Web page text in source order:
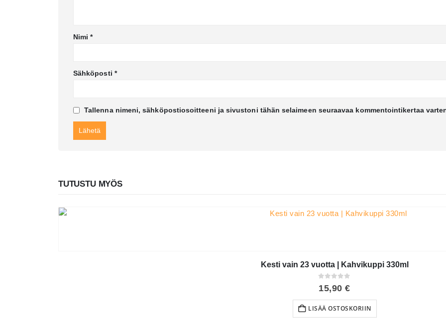
Nimi*
Sähköposti *
Tallenna nimeni, sähköpostiosoitteeni ja sivustoni tähän selaimeen seuraavaa kommentointikertaa
TUTUSTU MYÖS
Kesti vain 23 vuotta | Kahvikuppi 330ml
0out of 5
15,90€
LISÄÄ OSTOSKORIIN